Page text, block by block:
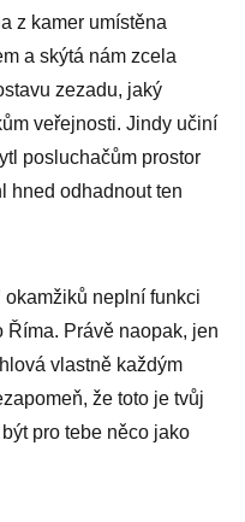
čelil úkladům
StB
z kamer umístěna
a skýtá nám zcela
zezadu, jaký
veřejnosti. Jindy učiní
posluchačům prostor
hned odhadnout ten
neplní funkci
Říma. Právě naopak, jen
vlastně každým
že toto je tvůj
pro tebe něco jako